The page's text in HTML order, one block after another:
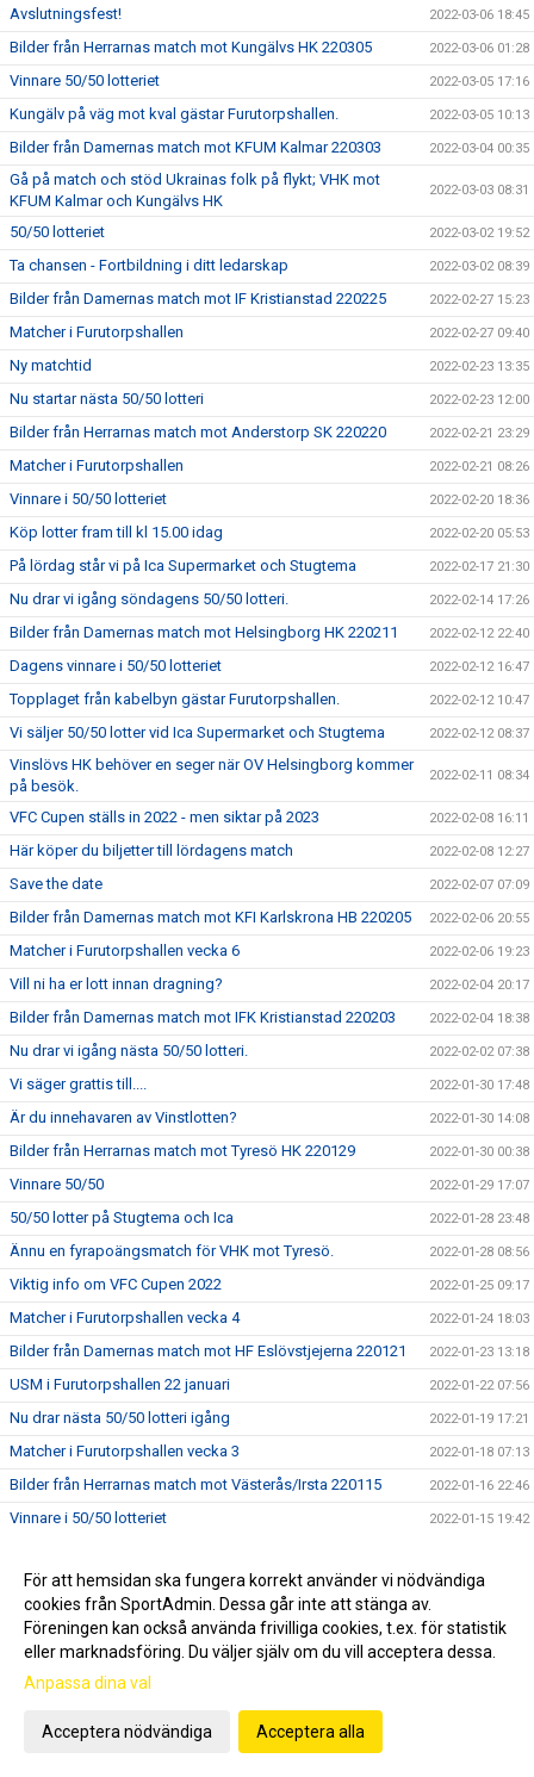
Avslutningsfest! 2022-03-06 18:45
Bilder från Herrarnas match mot Kungälvs HK 220305 2022-03-06 01:28
Vinnare 50/50 lotteriet 2022-03-05 17:16
Kungälv på väg mot kval gästar Furutorpshallen. 2022-03-05 10:13
Bilder från Damernas match mot KFUM Kalmar 220303 2022-03-04 00:35
Gå på match och stöd Ukrainas folk på flykt; VHK mot
KFUM Kalmar och Kungälvs HK
2022-03-03 08:31
50/50 lotteriet 2022-03-02 19:52
Ta chansen - Fortbildning i ditt ledarskap 2022-03-02 08:39
Bilder från Damernas match mot IF Kristianstad 220225 2022-02-27 15:23
Matcher i Furutorpshallen 2022-02-27 09:40
Ny matchtid 2022-02-23 13:35
Nu startar nästa 50/50 lotteri 2022-02-23 12:00
Bilder från Herrarnas match mot Anderstorp SK 220220 2022-02-21 23:29
Matcher i Furutorpshallen 2022-02-21 08:26
Vinnare i 50/50 lotteriet 2022-02-20 18:36
Köp lotter fram till kl 15.00 idag 2022-02-20 05:53
På lördag står vi på Ica Supermarket och Stugtema 2022-02-17 21:30
Nu drar vi igång söndagens 50/50 lotteri. 2022-02-14 17:26
Bilder från Damernas match mot Helsingborg HK 220211 2022-02-12 22:40
Dagens vinnare i 50/50 lotteriet 2022-02-12 16:47
Topplaget från kabelbyn gästar Furutorpshallen. 2022-02-12 10:47
Vi säljer 50/50 lotter vid Ica Supermarket och Stugtema 2022-02-12 08:37
Vinslövs HK behöver en seger när OV Helsingborg kommer
på besök.
2022-02-11 08:34
VFC Cupen ställs in 2022 - men siktar på 2023 2022-02-08 16:11
Här köper du biljetter till lördagens match 2022-02-08 12:27
Save the date 2022-02-07 07:09
Bilder från Damernas match mot KFI Karlskrona HB 220205 2022-02-06 20:55
Matcher i Furutorpshallen vecka 6 2022-02-06 19:23
Vill ni ha er lott innan dragning? 2022-02-04 20:17
Bilder från Damernas match mot IFK Kristianstad 220203 2022-02-04 18:38
Nu drar vi igång nästa 50/50 lotteri. 2022-02-02 07:38
Vi säger grattis till.... 2022-01-30 17:48
Är du innehavaren av Vinstlotten? 2022-01-30 14:08
Bilder från Herrarnas match mot Tyresö HK 220129 2022-01-30 00:38
Vinnare 50/50 2022-01-29 17:07
50/50 lotter på Stugtema och Ica 2022-01-28 23:48
Ännu en fyrapoängsmatch för VHK mot Tyresö. 2022-01-28 08:56
Viktig info om VFC Cupen 2022 2022-01-25 09:17
Matcher i Furutorpshallen vecka 4 2022-01-24 18:03
Bilder från Damernas match mot HF Eslövstjejerna 220121 2022-01-23 13:18
USM i Furutorpshallen 22 januari 2022-01-22 07:56
Nu drar nästa 50/50 lotteri igång 2022-01-19 17:21
Matcher i Furutorpshallen vecka 3 2022-01-18 07:13
Bilder från Herrarnas match mot Västerås/Irsta 220115 2022-01-16 22:46
Vinnare i 50/50 lotteriet 2022-01-15 19:42
Lördagens hemmamatch mot Västerås Irsta 2022-01-10 22:12
Matcher vecka 2 2022-01-10 08:51
Inställt för VHK:s damer 2022-01-07 18:44
Årets första 50/50 lotteri
För att hemsidan ska fungera korrekt använder vi nödvändiga
cookies från SportAdmin. Dessa går inte att stänga av.
Föreningen kan också använda frivilliga cookies, t.ex. för statistik
eller marknadsföring. Du väljer själv om du vill acceptera dessa.
Anpassa dina val
Acceptera nödvändiga Acceptera alla